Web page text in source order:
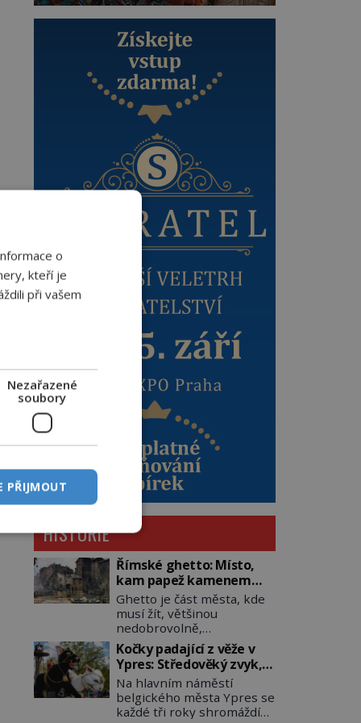
HISTORIE
Římské ghetto: Místo,
kam papež kamenem
dohodil
Ghetto je část města, kde
musí žít, většinou
nedobrovolně,
náboženská, rasová nebo
národnostní menšina
obyvatel. Bohaté
historické zkušenosti mají
s takovým životem Židé. Už
od středověku jsou totiž v
Kočky padající z věže v
Ypres: Středověký zvyk,
který dodnes budí
rozpaky
Na hlavním náměstí
belgického města Ypres se
každé tři roky shromáždí
o
kteří je
při vašem
Nezařazené
soubory
PŘIJMOUT